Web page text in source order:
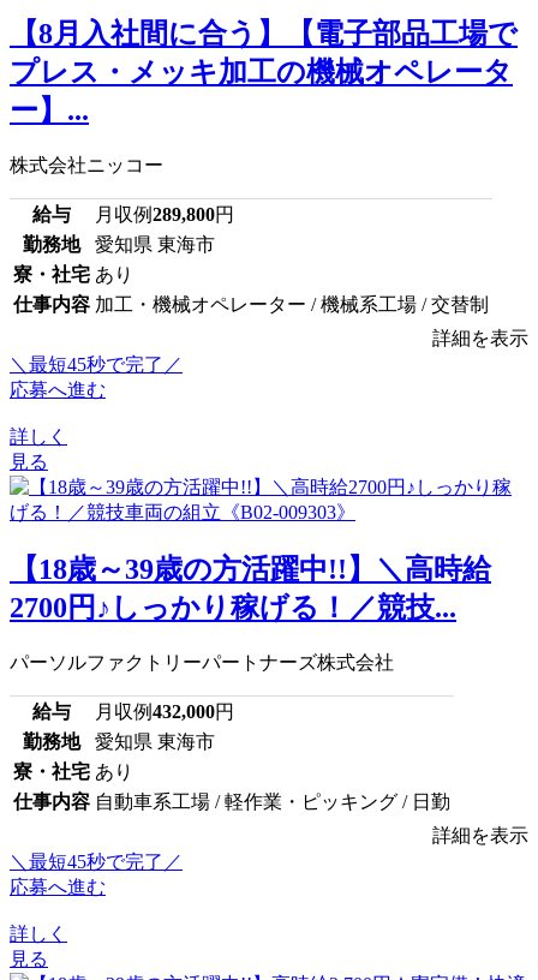
【8月入社間に合う】【電子部品工場で
プレス・メッキ加工の機械オペレータ
ー】...
株式会社ニッコー
給与 月収例289,800円
勤務地
愛知県 東海市
寮・社宅 あり
仕事内容 加工・機械オペレーター / 機械系工場 / 交替制
詳細を表示
＼最短45秒で完了／
応募へ進む
詳しく
見る
【18歳～39歳の方活躍中!!】＼高時給
2700円♪しっかり稼げる！／競技...
パーソルファクトリーパートナーズ株式会社
給与 月収例432,000円
勤務地
愛知県 東海市
寮・社宅 あり
仕事内容 自動車系工場 / 軽作業・ピッキング / 日勤
詳細を表示
＼最短45秒で完了／
応募へ進む
詳しく
見る